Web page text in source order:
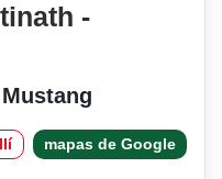
-
mapas de Google